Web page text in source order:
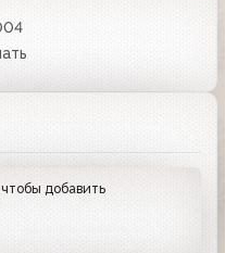
чтобы добавить